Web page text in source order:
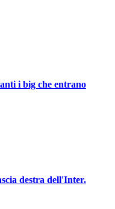
i big che entrano
destra dell'Inter.